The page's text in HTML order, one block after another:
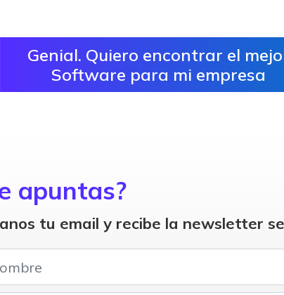
Genial. Quiero encontrar el
Software para mi empresa
apuntas?
tu email y recibe la newsletter